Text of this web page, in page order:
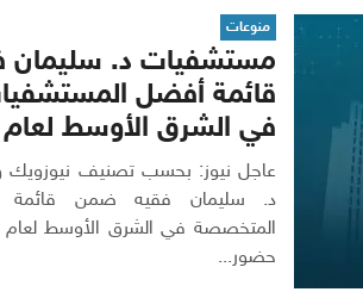
منوعات
مستشفيات د.
قائمة أفضل
في الشرق الأوسط لعام 2026
عاجل نيوز: بحسب تصنيف نيوزويك
د. سليمان فقيه ضمن قائمة
حضور...